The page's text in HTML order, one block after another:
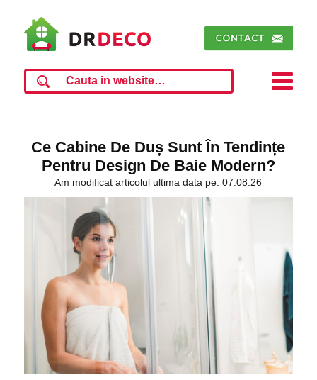
Ce Cabine De Duș Sunt În Tendințe
Pentru Design De Baie Modern?
Am modificat articolul ultima data pe: 07.08.26